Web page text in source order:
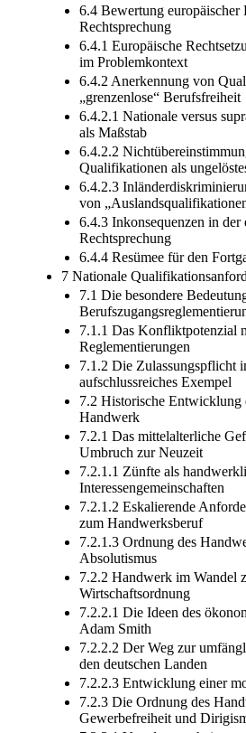
6.4 Bewertung europäischer
Rechtsprechung
6.4.1 Europäische
im Problemkontext
6.4.2 Anerkennung von
„grenzenlose“ Berufsfreiheit
6.4.2.1 Nationale versus
als Maßstab
6.4.2.2
Qualifikationen als
6.4.2.3
von
6.4.3 Inkonsequenzen in der
Rechtsprechung
6.4.4 Resümee für den
7 Nationale
7.1 Die besondere
7.1.1 Das Konfliktpotenzial
Reglementierungen
7.1.2 Die Zulassungspflicht
aufschlussreiches Exempel
7.2 Historische Entwicklung
Handwerk
7.2.1 Das mittelalterliche
Umbruch zur Neuzeit
7.2.1.1 Zünfte als
Interessengemeinschaften
7.2.1.2 Eskalierende
zum Handwerksberuf
7.2.1.3 Ordnung des
Absolutismus
7.2.2 Handwerk im Wandel
Wirtschaftsordnung
7.2.2.1 Die Ideen des
Adam Smith
7.2.2.2 Der Weg zur
den deutschen Landen
7.2.2.3 Entwicklung einer
7.2.3 Die Ordnung des
Gewerbefreiheit und